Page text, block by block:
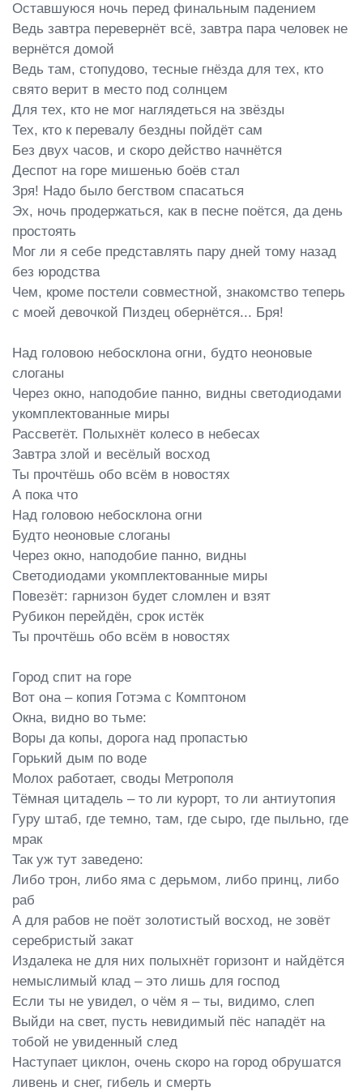
Оставшуюся ночь перед финальным падением
Ведь завтра перевернёт всё, завтра пара человек не
вернётся домой
Ведь там, стопудово, тесные гнёзда для тех, кто
свято верит в место под солнцем
Для тех, кто не мог наглядеться на звёзды
Тех, кто к перевалу бездны пойдёт сам
Без двух часов, и скоро действо начнётся
Деспот на горе мишенью боёв стал
Зря! Надо было бегством спасаться
Эх, ночь продержаться, как в песне поётся, да день
простоять
Мог ли я себе представлять пару дней тому назад
без юродства
Чем, кроме постели совместной, знакомство теперь
с моей девочкой Пиздец обернётся... Бря!
Над головою небосклона огни, будто неоновые
слоганы
Через окно, наподобие панно, видны светодиодами
укомплектованные миры
Рассветёт. Полыхнёт колесо в небесах
Завтра злой и весёлый восход
Ты прочтёшь обо всём в новостях
А пока что
Над головою небосклона огни
Будто неоновые слоганы
Через окно, наподобие панно, видны
Светодиодами укомплектованные миры
Повезёт: гарнизон будет сломлен и взят
Рубикон перейдён, срок истёк
Ты прочтёшь обо всём в новостях
Город спит на горе
Вот она – копия Готэма с Комптоном
Окна, видно во тьме:
Воры да копы, дорога над пропастью
Горький дым по воде
Молох работает, своды Метрополя
Тёмная цитадель – то ли курорт, то ли антиутопия
Гуру штаб, где темно, там, где сыро, где пыльно, где
мрак
Так уж тут заведено:
Либо трон, либо яма с дерьмом, либо принц, либо
раб
А для рабов не поёт золотистый восход, не зовёт
серебристый закат
Издалека не для них полыхнёт горизонт и найдётся
немыслимый клад – это лишь для господ
Если ты не увидел, о чём я – ты, видимо, слеп
Выйди на свет, пусть невидимый пёс нападёт на
тобой не увиденный след
Наступает циклон, очень скоро на город обрушатся
ливень и снег, гибель и смерть